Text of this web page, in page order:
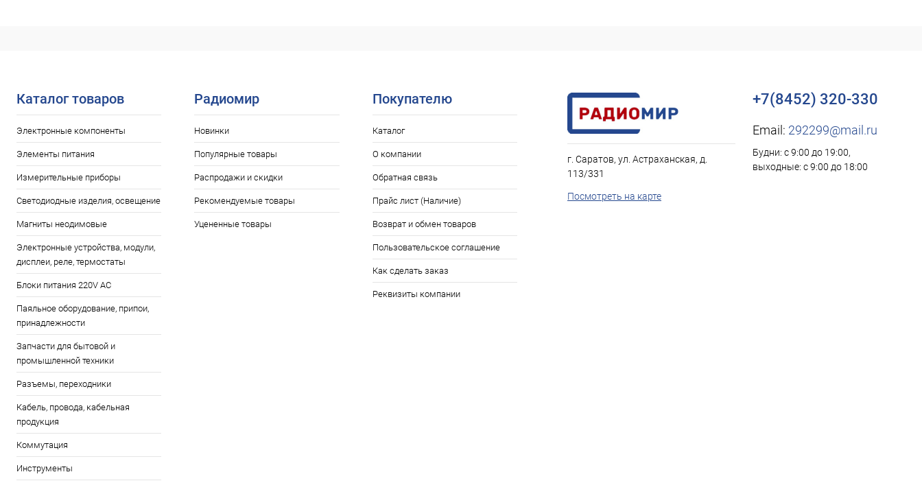
Каталог товаров
Электронные компоненты
Элементы питания
Измерительные приборы
Светодиодные изделия, освещение
Магниты неодимовые
Электронные устройства, модули,
дисплеи, реле, термостаты
Блоки питания 220V AC
Паяльное оборудование, припои,
принадлежности
Запчасти для бытовой и
промышленной техники
Разъемы, переходники
Кабель, провода, кабельная
продукция
Коммутация
Инструменты
Радиомир
Новинки
Популярные товары
Распродажи и скидки
Рекомендуемые товары
Уцененные товары
Покупателю
Каталог
О компании
Обратная связь
Прайс лист (Наличие)
Возврат и обмен товаров
Пользовательское соглашение
Как сделать заказ
Реквизиты компании
г. Саратов, ул. Астраханская, д.
113/331
Посмотреть на карте
+7(8452) 320-330
Email: 292299@mail.ru
Будни: с 9:00 до 19:00,
выходные: с 9:00 до 18:00